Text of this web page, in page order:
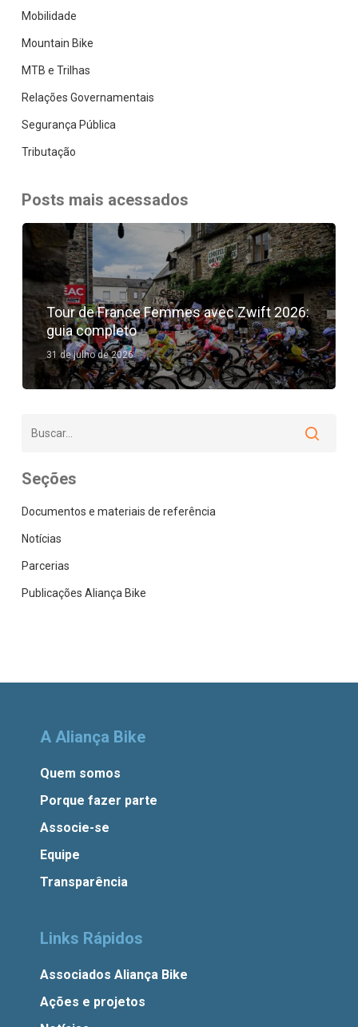
Mobilidade
Mountain Bike
MTB e Trilhas
Relações Governamentais
Segurança Pública
Tributação
Posts mais acessados
Tour de France Femmes avec Zwift 2026:
guia completo
31 de julho de 2026
Seções
Documentos e materiais de referência
Notícias
Parcerias
Publicações Aliança Bike
A Aliança Bike
Quem somos
Porque fazer parte
Associe-se
Equipe
Transparência
Links Rápidos
Associados Aliança Bike
Ações e projetos